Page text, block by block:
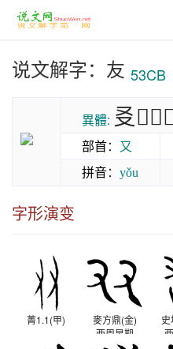
说文解字：友 53CB
異體: 㕛
部首： 又
拼音： yǒu
字形演变
菁1.1(甲)
麥方鼎(金)
西周早期